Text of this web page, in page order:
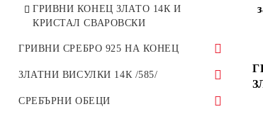
ГРИВНИ КОНЕЦ ЗЛАТО 14К И
КРИСТАЛ СВАРОВСКИ
ГРИВНИ СРЕБРО 925 НА КОНЕЦ
ГРИВНИ КОНЕЦ СЪС СРЕБЪРНИ
ДЕТЕЛИНИ И ДР
ЗЛАТНИ ВИСУЛКИ 14К /585/
Златни Кръстове и Богородици 14К –
СРЕБЪРНИ ОБЕЦИ